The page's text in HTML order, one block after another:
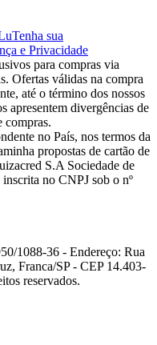
Tenha sua
e Privacidade
para compras via
Ofertas válidas na compra
até o término dos nossos
apresentem divergências de
compras.
no País, nos termos da
propostas de cartão de
S.A Sociedade de
no CNPJ sob o nº
1088-36 - Endereço: Rua
Franca/SP - CEP 14.403-
reservados.